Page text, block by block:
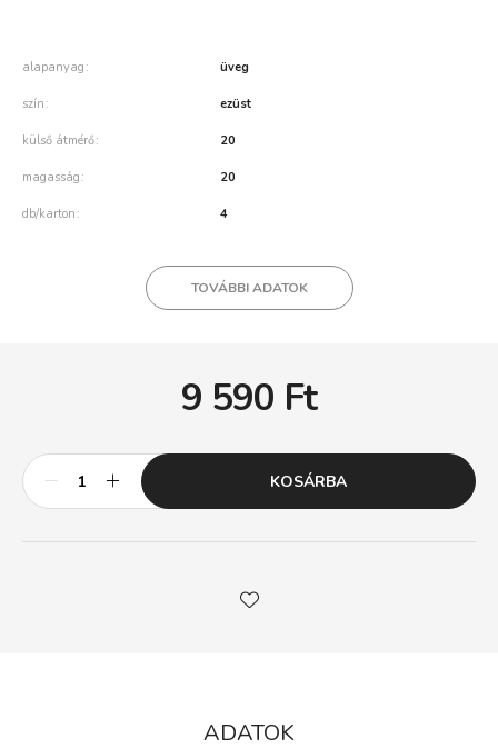
alapanyag üveg
szín ezüst
külső átmérő 20
magasság 20
db/karton 4
TOVÁBBI ADATOK
9 590 Ft
KOSÁRBA
ADATOK